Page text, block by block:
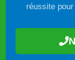
réussite